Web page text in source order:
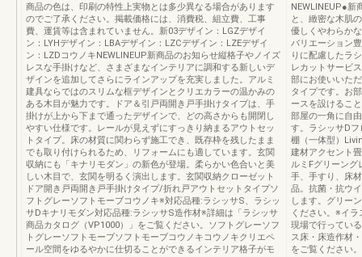
商品の色は、印刷の特性上実物とは多少異なる場合があります
のでご了承ください。掲載価格には、消費税、組立費、工事
費、運賃等は含まれていません。新03デザイン：LGZデザイ
ン：LYHデザイン：LBAデザイン：LZCデザイン：LZEデザイ
ン：LZDコウノキNEWLINEUP新商品のお知らせ縦格子やノイズ
レスな手掛けなど、さまざまなインテリアに調和する新しいデ
ザインを追加してさらにラインアップを充実しました。アルミ
建具ならではのスリムな框デザインとクリエカラーの温かみの
ある木目が魅力です。ドア＆引戸両開き戸手掛けタイプは、手
掛けが上から下まで通ったデザインで、どの高さからも開閉し
やすい仕様です。レールが見えずにすっきり納まるアウトセッ
トタイプ。床の材質に関わらず施工でき、既存枠を残したまま
でも取り付けられるため、リフォームにも適しています。玄関
収納にも「キナリモダン」の新色が登場。柔らかい色合いと美
しい木目で、玄関を明るく演出します。玄関収納クローゼット
ドア開き戸両開き戸手掛けタイプ/折れ戸アウトセットタイプソ
フトグレーソフトモーブコウノキ※対応品種:ラシッサS、ラシッ
サDキナリモダン対応品種:ラシッサS造作材※詳細は「ラシッサ
商品カタログ（VP1000）」をご覧ください。ソフトグレーソフ
トグレーソフトモーブソフトモーブコウノキコウノキクリエペ
ール空間をゆるやかに仕切ることができるインテリア格子がモ
NEWLINEUP●新
と、緻密な木肌
優しくやわらか
バリエーション
りに配慮したラ
レカットサービ
部にお使いいた
タイプです。お
ースを設けるこ
部屋の一角に自
す。ラシッサD
棚（一体型）
建材アクセント
ルミFグリーング
手、手すり、床
品。抗菌・抗ウ
します。グリー
ください。※イ
現場で行ってい
ス床・床造作材
をご覧ください